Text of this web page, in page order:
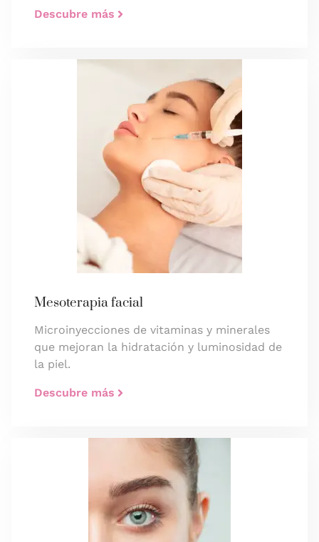
Descubre más
Mesoterapia facial
Microinyecciones de vitaminas y minerales
que mejoran la hidratación y luminosidad de
la piel.
Descubre más